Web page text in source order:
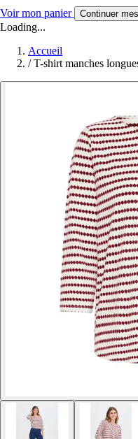
Voir mon panier Continuer
Loading...
Accueil
/ T-shirt manches